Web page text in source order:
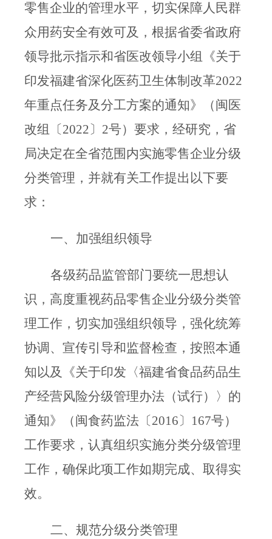
零售企业的管理水平， 切实保障人民群
众用药安全有效可及，根据省委省政府
领导批示指示和省医改领导小组
《关于
印发福建省深化医药卫生体制改革2022
年重点任务及分工方案的通知》（闽医
改组〔2022〕 2号）要求， 经研究，省
局决定在全省范围内实施零售企业分级
分类管理，并就有关工作提出以下要
求：
一、 加强组织领导
各级药品监管部门要统一思想认
识，高度重视药品零售企业分级分类管
理工作，切实加强组织领导，强化统筹
协调、宣传引导和监督检查，按照本通
知以及《关于印发〈福建省食品药品生
产经营风险分级管理办法（试行）〉的
通知》（闽食药监法〔2016〕 167号）
工作要求，认真组织实施分类分级管理
工作，确保此项工作如期完成、取得实
效。
二、规范分级分类管理